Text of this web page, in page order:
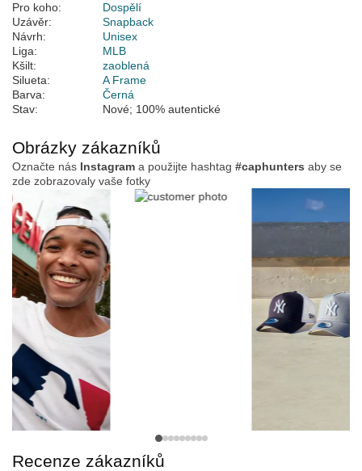
Pro koho:
Dospělí
Uzávěr:
Snapback
Návrh:
Unisex
Liga:
MLB
Kšilt:
zaoblená
Silueta:
A Frame
Barva:
Černá
Stav:
Nové; 100% autentické
Obrázky zákazníků
Označte nás Instagram a použijte hashtag #caphunters aby se
zde zobrazovaly vaše fotky
Recenze zákazníků